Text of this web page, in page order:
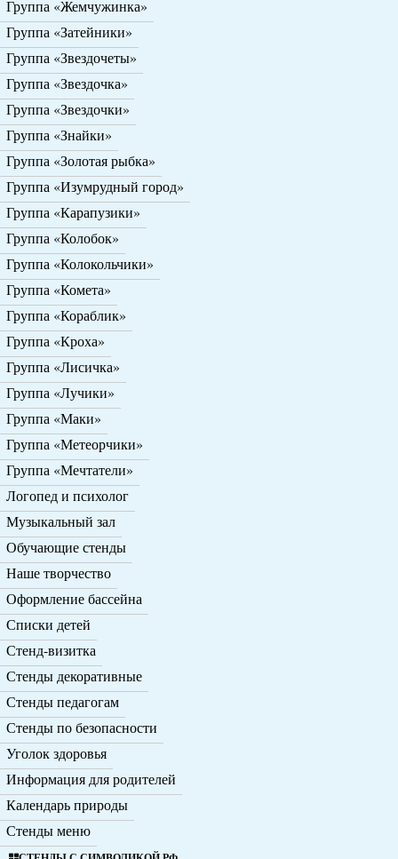
Группа «Жемчужинка»
Группа «Затейники»
Группа «Звездочеты»
Группа «Звездочка»
Группа «Звездочки»
Группа «Знайки»
Группа «Золотая рыбка»
Группа «Изумрудный город»
Группа «Карапузики»
Группа «Колобок»
Группа «Колокольчики»
Группа «Комета»
Группа «Кораблик»
Группа «Кроха»
Группа «Лисичка»
Группа «Лучики»
Группа «Маки»
Группа «Метеорчики»
Группа «Мечтатели»
Логопед и психолог
Музыкальный зал
Обучающие стенды
Наше творчество
Оформление бассейна
Списки детей
Стенд-визитка
Стенды декоративные
Стенды педагогам
Стенды по безопасности
Уголок здоровья
Информация для родителей
Календарь природы
Стенды меню